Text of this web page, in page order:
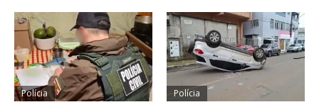
Polícia Polícia